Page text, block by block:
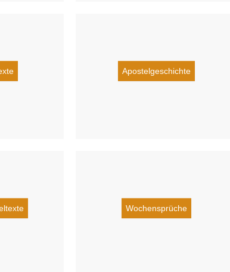
Apostelgeschichte
Wochensprüche